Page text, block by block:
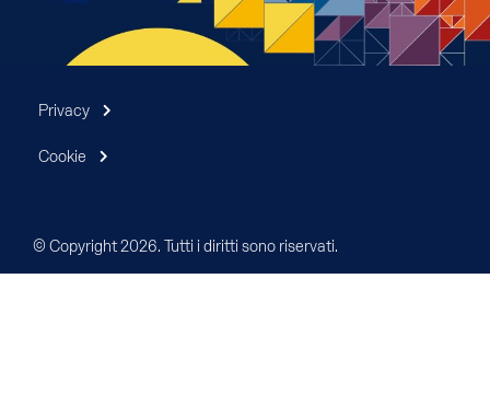
© Copyright 2026. Tutti i diritti sono riservati.
Privacy
Cookie